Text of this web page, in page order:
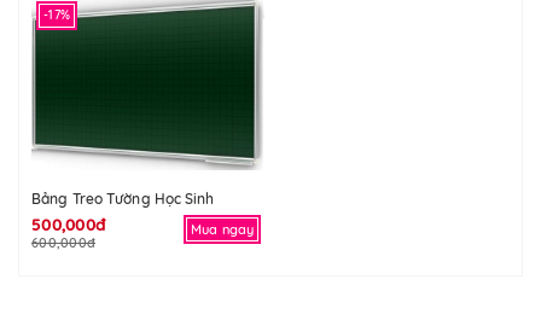
-17%
Bảng Treo Tường Học Sinh
500,000đ
600,000đ
Mua ngay